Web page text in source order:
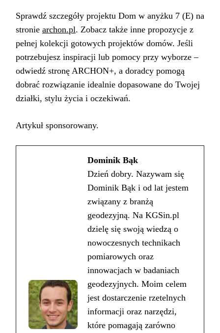
Sprawdź szczegóły projektu Dom w anyżku 7 (E) na
stronie archon.pl. Zobacz także inne propozycje z
pełnej kolekcji gotowych projektów domów. Jeśli
potrzebujesz inspiracji lub pomocy przy wyborze –
odwiedź stronę ARCHON+, a doradcy pomogą
dobrać rozwiązanie idealnie dopasowane do Twojej
działki, stylu życia i oczekiwań.
Artykuł sponsorowany.
Dominik Bąk
Dzień dobry. Nazywam się
Dominik Bąk i od lat jestem
związany z branżą
geodezyjną. Na KGSin.pl
dzielę się swoją wiedzą o
nowoczesnych technikach
pomiarowych oraz
innowacjach w badaniach
geodezyjnych. Moim celem
jest dostarczenie rzetelnych
informacji oraz narzędzi,
które pomagają zarówno